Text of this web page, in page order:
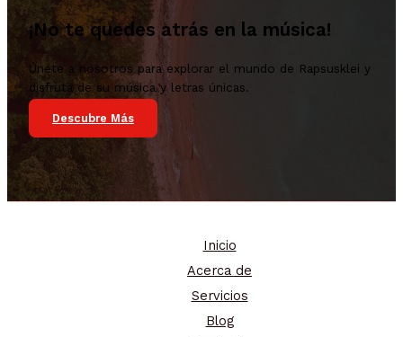
¡No te quedes atrás en la música!
Únete a nosotros para explorar el mundo de Rapsusklei y
disfruta de su música y letras únicas.
Descubre Más
Inicio
Acerca de
Servicios
Blog